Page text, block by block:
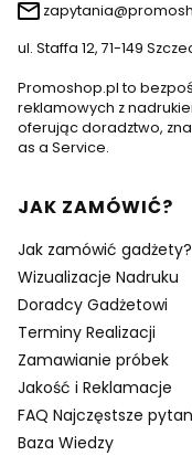
ul. Staffa 12, 71-149
Promoshop.pl to
reklamowych z
oferując doradztwo,
as a Service.
Linki w stopce
JAK ZAMÓWIĆ?
Jak zamówić gadżety?
Wizualizacje Nadruku
Doradcy Gadżetowi
Terminy Realizacji
Zamawianie próbek
Jakość i Reklamacje
FAQ Najczęstsze
Baza Wiedzy